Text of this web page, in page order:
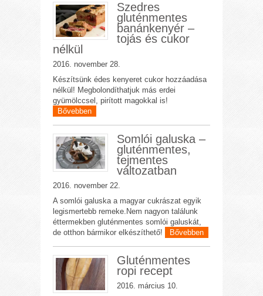
Szedres
gluténmentes
banánkenyér –
tojás és cukor
nélkül
2016. november 28.
Készítsünk édes kenyeret cukor hozzáadása
nélkül! Megbolondíthatjuk más erdei
gyümölccsel, pirított magokkal is!
Bővebben
Somlói galuska –
gluténmentes,
tejmentes
változatban
2016. november 22.
A somlói galuska a magyar cukrászat egyik
legismertebb remeke.Nem nagyon találunk
éttermekben gluténmentes somlói galuskát,
de otthon bármikor elkészíthető!
Bővebben
Gluténmentes
ropi recept
2016. március 10.